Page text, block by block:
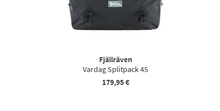
Fjällräven
Vardag Splitpack 45
179,95 €